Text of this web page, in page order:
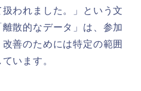
われました。」という文
散的なデータ」は、参加
善のためには特定の範囲
います。